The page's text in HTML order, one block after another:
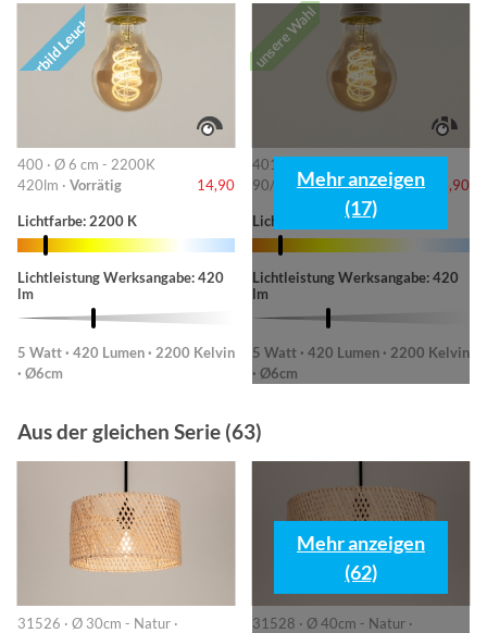
Vorbild Leuchte
400 · Ø 6 cm - 2200K
420lm · Vorrätig 14,90
Lichtfarbe: 2200 K
Lichtleistung Werksangabe: 420
lm
5 Watt · 420 Lumen · 2200 Kelvin
· Ø6cm
unsere Wahl
401 · 6cm-2200K
90/220/420lm ·Vorrätig 14,90
Lichtfarbe: 2200 K
Lichtleistung Werksangabe: 420
lm
5 Watt · 420 Lumen · 2200 Kelvin
· Ø6cm
Mehr anzeigen
(17)
Aus der gleichen Serie (63)
31526 · Ø 30cm - Natur ·
31528 · Ø 40cm - Natur ·
Mehr anzeigen
(62)